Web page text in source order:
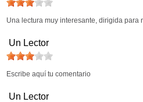
Una lectura muy interesante, dirigida para
Un Lector
Escribe aquí tu comentario
Un Lector